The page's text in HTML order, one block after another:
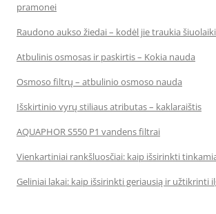
pramonei
Raudono aukso žiedai – kodėl jie traukia
Atbulinis osmosas ir paskirtis – Kokia nauda
Osmoso filtrų – atbulinio osmoso nauda
Išskirtinio vyrų stiliaus atributas – kaklaraištis
AQUAPHOR S550 P1 vandens filtrai
Vienkartiniai rankšluosčiai: kaip išsirinkti
Geliniai lakai: kaip išsirinkti geriausią ir užtikrinti